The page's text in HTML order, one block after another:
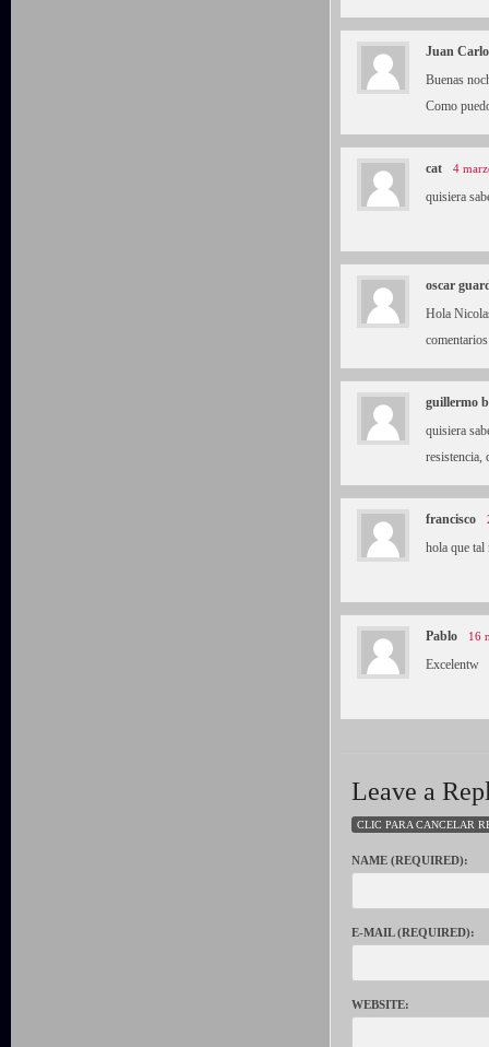
Juan
Buenas
Como
cat 4
quisiera
oscar
Hola
comentarios
guillermo
quisiera
francisco
hola que tal
Pablo 16
Excelentw
Leave a
CLIC PARA CANCELAR
NAME (REQUIRED):
E-MAIL (REQUIRED):
WEBSITE: